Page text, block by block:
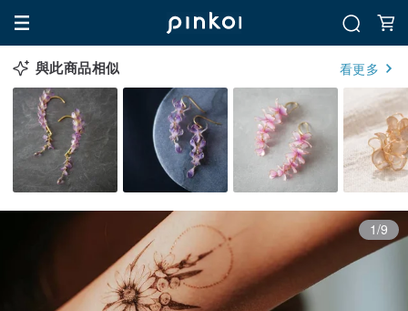
與此商品相似 看更多
1/9